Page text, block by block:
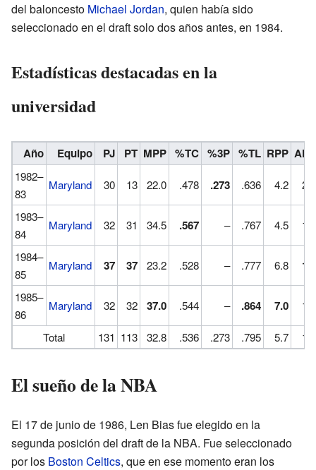
del baloncesto Michael Jordan, quien había sido
seleccionado en el draft solo dos años antes, en 1984.
Estadísticas destacadas en la
universidad
Año Equipo PJ PT MPP %TC %3P %TL RPP APP
1982–
83
Maryland 30 13 22.0 .478 .273 .636 4.2 2.7
1983–
84
Maryland 32 31 34.5 .567 – .767 4.5 1.5
1984–
85
Maryland 37 37 23.2 .528 – .777 6.8 1.8
1985–
86
Maryland 32 32 37.0 .544 – .864 7.0 1.0
Total 131 113 32.8 .536 .273 .795 5.7 1.3
El sueño de la NBA
El 17 de junio de 1986, Len Bias fue elegido en la
segunda posición del draft de la NBA. Fue seleccionado
por los Boston Celtics, que en ese momento eran los